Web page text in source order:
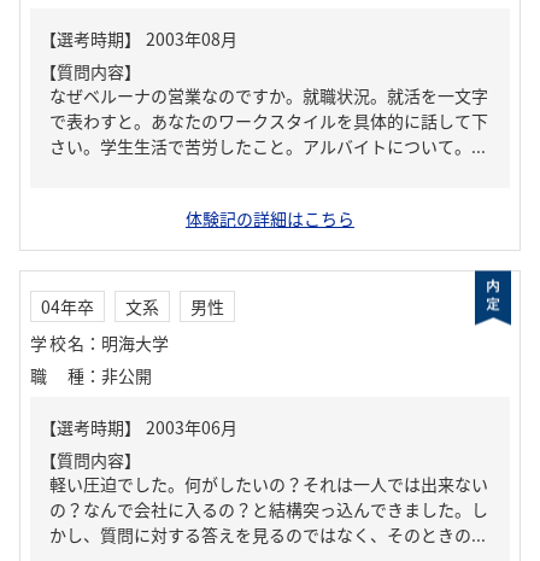
【質問内容】
なぜベルーナの営業なのですか。就職状況。就活を一文字
で表わすと。あなたのワークスタイルを具体的に話して下
さい。学生生活で苦労したこと。アルバイトについて。...
体験記の詳細はこちら
04年卒 文系
男性
学校名 ： 明海大学
職種 ： 非公開
【質問内容】
軽い圧迫でした。何がしたいの？それは一人では出来ない
の？なんで会社に入るの？と結構突っ込んできました。し
かし、質問に対する答えを見るのではなく、そのときの...